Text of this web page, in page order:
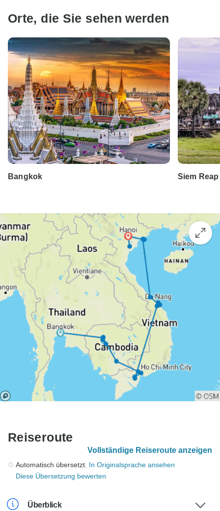
Orte, die Sie sehen werden
Bangkok Siem Reap
Reiseroute
Vollständige Reiseroute anzeigen
Automatisch übersetzt. In Originalsprache ansehen
Diese Übersetzung bewerten
Überblick